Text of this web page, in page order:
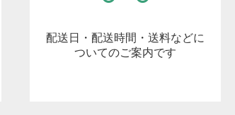
配送日・配送時間・送料などに
ついてのご案内です